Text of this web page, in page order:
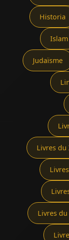
Historia
Islam
Judaïsme
Livres du
Livres